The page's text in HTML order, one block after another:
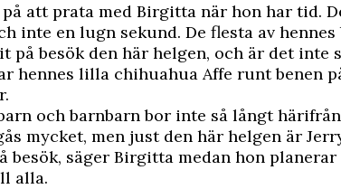
att prata med Birgitta när hon har tid.
inte en lugn sekund. De flesta av hennes
på besök den här helgen, och är det inte
hennes lilla chihuahua Affe runt benen
och barnbarn bor inte så långt
mycket, men just den här helgen är
besök, säger Birgitta medan hon planerar
alla.